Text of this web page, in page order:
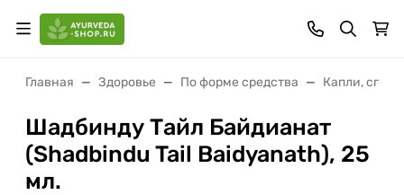
Главная Здоровье По форме средства Капли, спреи
Шадбинду Тайл Байдианат
(Shadbindu Tail Baidyanath), 25
мл.